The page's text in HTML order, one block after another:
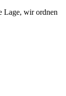
Lage, wir ordnen